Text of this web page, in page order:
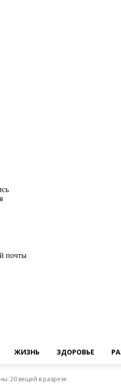
почты
ЖИЗНЬ ЗДОРОВЬЕ
20 вещей в разрезе